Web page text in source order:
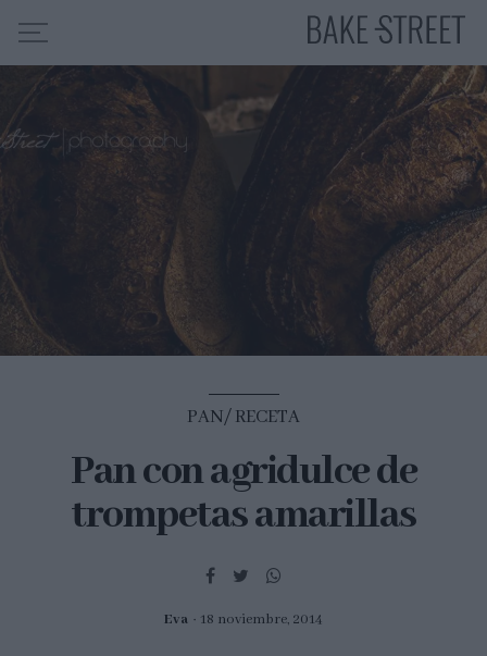
HOME
ES EN
PAN RECETA
Pan con agridulce de
trompetas amarillas
Eva 18 noviembre, 2014